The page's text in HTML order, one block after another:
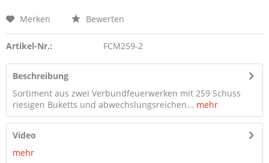
Merken Bewerten
Artikel-Nr.: FCM259-2
Beschreibung
Sortiment aus zwei Verbundfeuerwerken mit 259 Schuss
riesigen Buketts und abwechslungsreichen... mehr
Video
mehr